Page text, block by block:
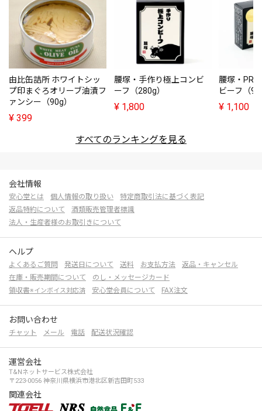
由比缶詰所 ホワイトシッ
プ印まぐろオリーブ油漬フ
ァンシー（90g）
¥ 399
腰塚・手作り極上コンビ
ーフ（280g）
¥ 1,800
腰塚・
ビーフ（
¥ 1,100
すべてのランキングを見る
会社情報
安心堂とは 個人情報の取り扱い
特定商取引法に基づく表記
返品特約について
酒類販売管理者標識
法人・生産者様のお取引きについて
ヘルプ
よくあるご質問 発送日について 送料 お支払方法
返品・キャンセル
在庫・販売期間について
のし・メッセージカード
領収書※インボイス対応済 安心堂会員について FAX注文
お問い合わせ
チャット メール 電話 配送状況確認
運営会社
T&Nネットサービス株式会社
〒223-0056 神奈川県横浜市港北区新吉田町533
関連会社